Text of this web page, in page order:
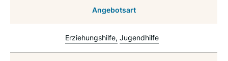
Angebotsart
Erziehungshilfe Jugendhilfe